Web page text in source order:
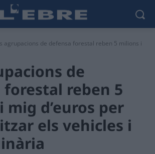
agrupacions de defensa forestal reben 5 milions i
de
forestal reben 5
d’euros per
els vehicles i